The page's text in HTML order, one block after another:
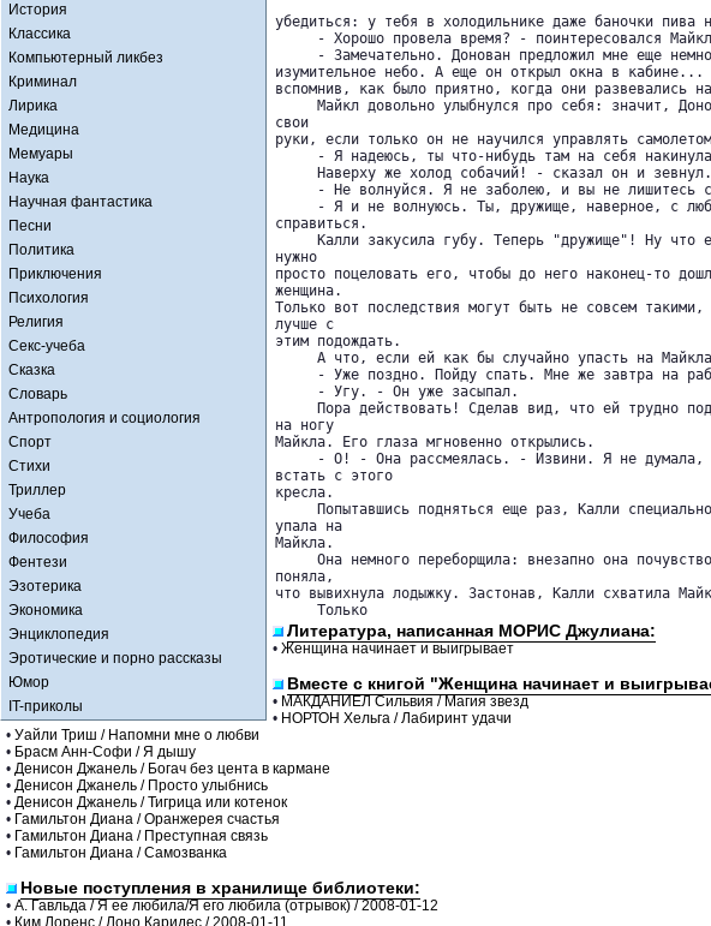
История
Классика
Компьютерный ликбез
Криминал
Лирика
Медицина
Мемуары
Наука
Научная фантастика
Песни
Политика
Приключения
Психология
Религия
Секс-учеба
Сказка
Словарь
Антропология и социология
Спорт
Стихи
Триллер
Учеба
Философия
Фентези
Эзотерика
Экономика
Энциклопедия
Эротические и порно рассказы
Юмор
IT-приколы
убедиться: у тебя в холодильнике даже баночки пива
- Хорошо провела время? - поинтересовался
- Замечательно. Донован предложил мне еще
изумительное небо. А еще он открыл окна в кабине...
вспомнив, как было приятно, когда они развевались
Майкл довольно улыбнулся про себя: значит,
свои
руки, если только он не научился управлять
- Я надеюсь, ты что-нибудь там на себя
Наверху же холод собачий! - сказал он и
- Не волнуйся. Я не заболею, и вы не лишитесь
- Я и не волнуюсь. Ты, дружище, наверное, с
справиться.
Калли закусила губу. Теперь "дружище"! Ну что
нужно
просто поцеловать его, чтобы до него наконец-то
женщина.
Только вот последствия могут быть не совсем
лучше с
этим подождать.
А что, если ей как бы случайно упасть на
- Уже поздно. Пойду спать. Мне же завтра на
     - Угу. - Он уже засыпал.
Пора действовать! Сделав вид, что ей трудно
на ногу
Майкла. Его глаза мгновенно открылись.
- О! - Она рассмеялась. - Извини. Я не
встать с этого
кресла.
Попытавшись подняться еще раз, Калли
упала на
Майкла.
Она немного переборщила: внезапно она
поняла,
что вывихнула лодыжку. Застонав, Калли схватила
     Только
Литература, написанная МОРИС Джулиана:
• Женщина начинает и выигрывает
Вместе с книгой "Женщина начинает и
• МАКДАНИЕЛ Сильвия / Магия звезд
• НОРТОН Хельга / Лабиринт удачи
• Уайли Триш / Напомни мне о любви
• Брасм Анн-Софи / Я дышу
• Денисон Джанель / Богач без цента в кармане
• Денисон Джанель / Просто улыбнись
• Денисон Джанель / Тигрица или котенок
• Гамильтон Диана / Оранжерея счастья
• Гамильтон Диана / Преступная связь
• Гамильтон Диана / Самозванка
Новые поступления в хранилище библиотеки:
• А. Гавльда / Я ее любила/Я его любила (отрывок) / 2008-01-12
• Ким Лоренс / Лоно Каридес / 2008-01-11